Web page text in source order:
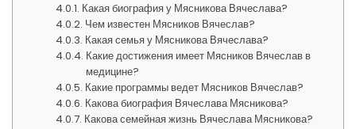
Какая биография у Мясникова Вячеслава?
Чем известен Мясников Вячеслав?
Какая семья у Мясникова Вячеслава?
Какие достижения имеет Мясников Вячеслав в
медицине?
Какие программы ведет Мясников Вячеслав?
Какова биография Вячеслава Мясникова?
Какова семейная жизнь Вячеслава Мясникова?